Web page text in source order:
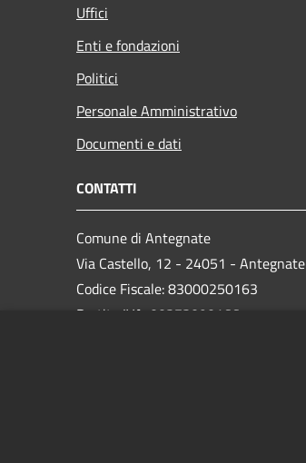
Uffici
Enti e fondazioni
Politici
Personale Amministrativo
Documenti e dati
CONTATTI
Comune di Antegnate
Via Castello, 12 - 24051 - Antegnate
Codice Fiscale: 83000250163
Partita IVA: 00373090166